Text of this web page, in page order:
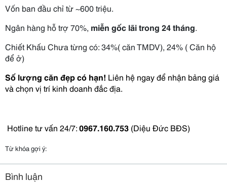
Vốn ban đầu chỉ từ ~600 triệu.
Ngân hàng hỗ trợ 70%, miễn gốc lãi trong 24 tháng.
Chiết Khấu Chưa từng có: 34%( căn TMDV), 24% ( Căn hộ
để ở)
Số lượng căn đẹp có hạn! Liên hệ ngay để nhận bảng giá
và chọn vị trí kinh doanh đắc địa.
Hotline tư vấn 24/7: 0967.160.753 (Diệu Đức BĐS)
Từ khóa gợi ý:
Bình luận